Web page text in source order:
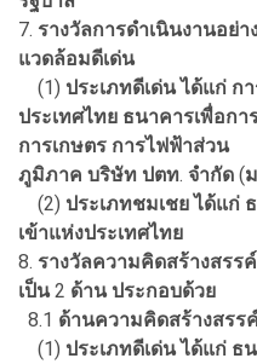
7. รางวัลการดำเนินงานอย่
แวดล้อมดีเด่น
(1) ประเภทดีเด่น ได้แก่ ก
ประเทศไทย ธนาคารเพื่อก
การเกษตร การไฟฟ้าส่วน
ภูมิภาค บริษัท ปตท. จำกัด (
(2) ประเภทชมเชย ได้แก่
เข้าแห่งประเทศไทย
8. รางวัลความคิดสร้างสรร
เป็น2 ด้าน ประกอบด้วย
8.1 ด้านความคิดสร้างสรรค์
(1) ประเภทดีเด่น ได้แก่ ธ